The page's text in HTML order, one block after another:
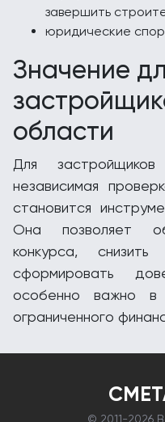
завершить
юридические
Значение
области
Для
независимая
становится
Она позволяет
конкурса,
сформировать
особенно важно в
ограниченного
© 2011-2026